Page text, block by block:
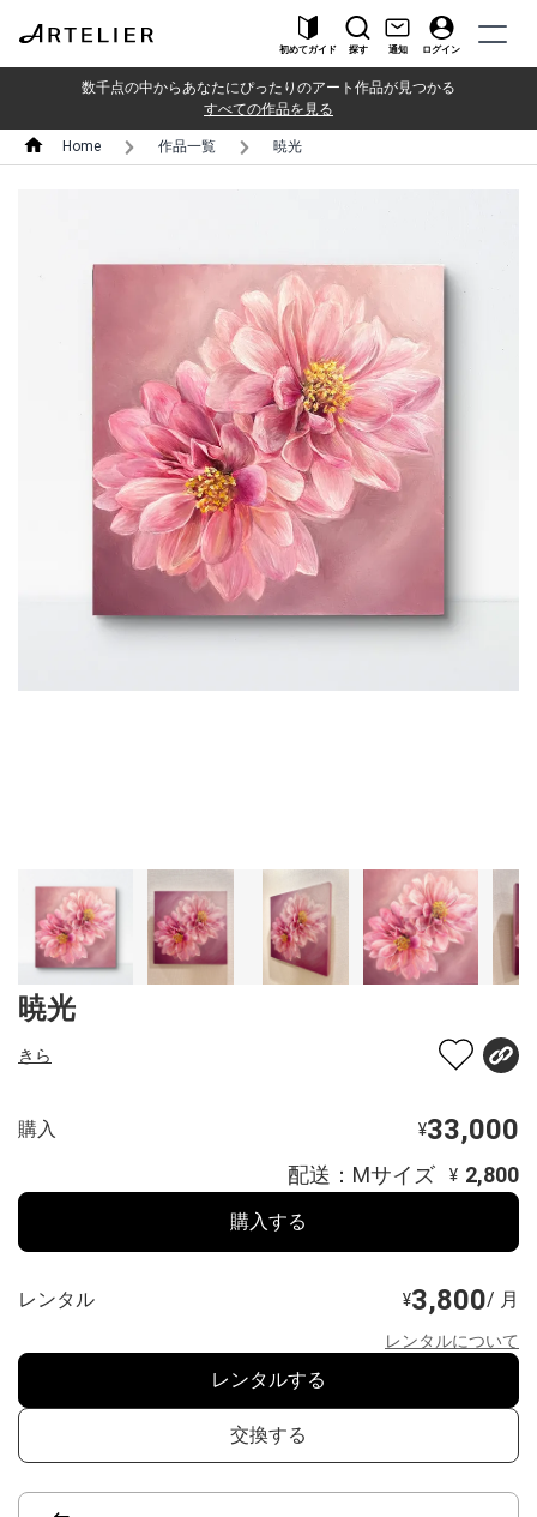
初めてガイド 探す 通知 ログイン
数千点の中からあなたにぴったりのアート作品が見つかる
すべての作品を見る
Home 作品一覧 暁光
暁光
きら
購入 ¥33,000
配送：Mサイズ ¥ 2,800
購入する
レンタル ¥3,800/ 月
レンタルについて
レンタルする
交換する